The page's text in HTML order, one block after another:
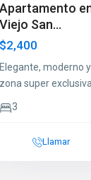
Apartamento
Viejo San...
$2,400
Elegante, moderno
zona super
3
Llamar